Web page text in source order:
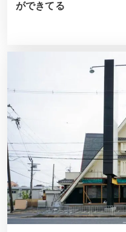
ができてる